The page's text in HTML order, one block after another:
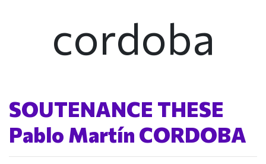
cordoba
SOUTENANCE THESE
Pablo Martín CORDOBA